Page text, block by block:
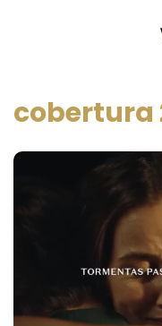
cobertura